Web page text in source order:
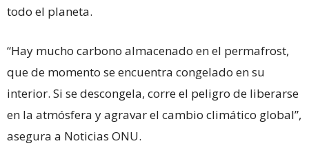
todo el planeta.
“Hay mucho carbono almacenado en el permafrost,
que de momento se encuentra congelado en su
interior. Si se descongela, corre el peligro de liberarse
en la atmósfera y agravar el cambio climático global”,
asegura a Noticias ONU.